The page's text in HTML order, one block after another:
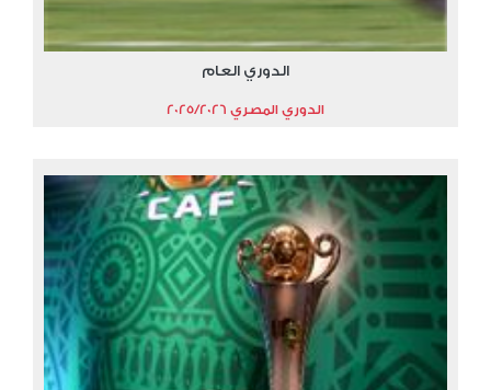
الدوري العام
الدوري المصري 2025/2026